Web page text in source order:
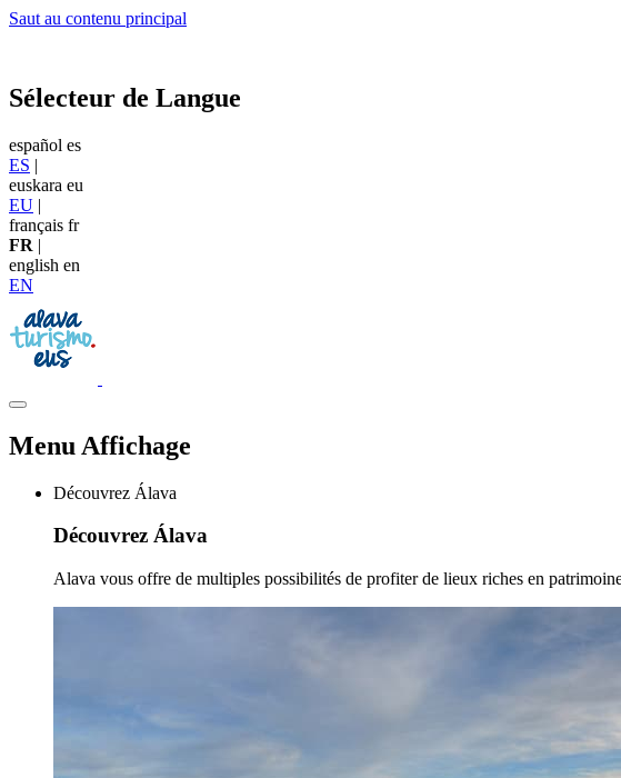
Saut au contenu principal
Sélecteur de Langue
español es
ES |
euskara eu
EU |
français fr
FR |
english en
EN
Menu Affichage
Découvrez Álava
Découvrez Álava
Alava vous offre de multiples possibilités de profiter de lieux riches en